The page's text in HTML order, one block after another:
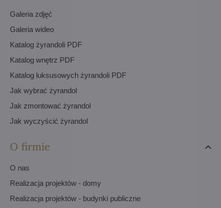
Galeria zdjęć
Galeria wideo
Katalog żyrandoli PDF
Katalog wnętrz PDF
Katalog luksusowych żyrandoli PDF
Jak wybrać żyrandol
Jak zmontować żyrandol
Jak wyczyścić żyrandol
O firmie
O nas
Realizacja projektów - domy
Realizacja projektów - budynki publiczne